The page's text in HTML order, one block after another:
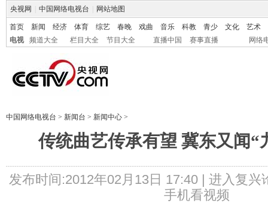
央视网 中国网络电视台 网站地图
首页 新闻 经济 体育 综艺 春晚 戏曲 音乐 科教 青少 文化
艺术
电视
频道大全 栏目大全 节目大全 直播中国 赛事直播 网络
中国网络电视台 > 新闻台 > 新闻中心 >
传统曲艺传承有望 冀东又闻“
发布时间:2012年02月13日 17:40 | 进入复兴
手机看视频